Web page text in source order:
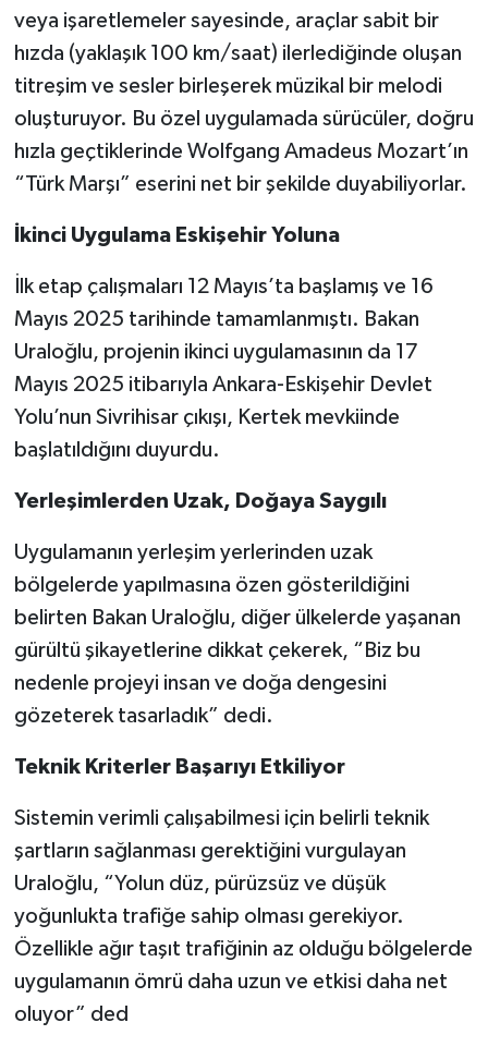
veya işaretlemeler sayesinde, araçlar sabit bir
hızda (yaklaşık 100 km/saat) ilerlediğinde oluşan
titreşim ve sesler birleşerek müzikal bir melodi
oluşturuyor. Bu özel uygulamada sürücüler, doğru
hızla geçtiklerinde Wolfgang Amadeus Mozart’ın
“Türk Marşı” eserini net bir şekilde duyabiliyorlar.
İkinci Uygulama Eskişehir Yoluna
İlk etap çalışmaları 12 Mayıs’ta başlamış ve 16
Mayıs 2025 tarihinde tamamlanmıştı. Bakan
Uraloğlu, projenin ikinci uygulamasının da 17
Mayıs 2025 itibarıyla Ankara-Eskişehir Devlet
Yolu’nun Sivrihisar çıkışı, Kertek mevkiinde
başlatıldığını duyurdu.
Yerleşimlerden Uzak, Doğaya Saygılı
Uygulamanın yerleşim yerlerinden uzak
bölgelerde yapılmasına özen gösterildiğini
belirten Bakan Uraloğlu, diğer ülkelerde yaşanan
gürültü şikayetlerine dikkat çekerek, “Biz bu
nedenle projeyi insan ve doğa dengesini
gözeterek tasarladık” dedi.
Teknik Kriterler Başarıyı Etkiliyor
Sistemin verimli çalışabilmesi için belirli teknik
şartların sağlanması gerektiğini vurgulayan
Uraloğlu, “Yolun düz, pürüzsüz ve düşük
yoğunlukta trafiğe sahip olması gerekiyor.
Özellikle ağır taşıt trafiğinin az olduğu bölgelerde
uygulamanın ömrü daha uzun ve etkisi daha net
oluyor” ded